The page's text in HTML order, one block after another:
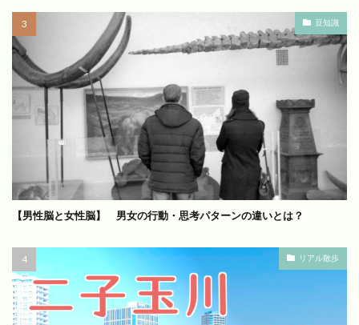
豆知識
【男性脳と女性脳】 男女の行動・思考パターンの違いとは？
リアル散歩